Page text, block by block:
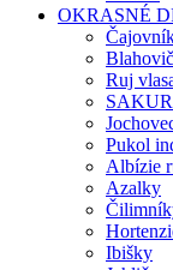
OKRASNÉ
Ruj
Pukol
Albízie
Azalky
Ibišky